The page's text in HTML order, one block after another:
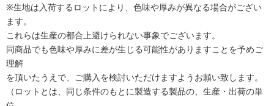
※生地は入荷するロットにより、色味や厚みが異なる場合がござい
ます。
これらは生産の都合上避けられない事象でございます。
同商品でも色味や厚みに差が生じる可能性がありますことを予めご
理解
を頂いたうえで、ご購入を検討いただけますようお願い致します。
（ロットとは、同じ条件のもとに製造する製品の、生産・出荷の単